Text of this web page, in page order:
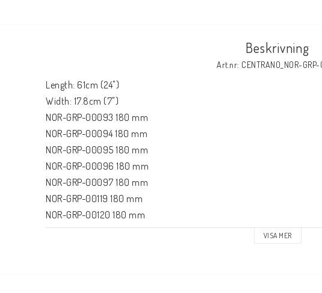
Beskrivning
Art.nr: CENTRANO_NOR-GRP-
Length: 61cm (24")
Width: 17.8cm (7")
NOR-GRP-00093 180 mm
NOR-GRP-00094 180 mm
NOR-GRP-00095 180 mm
NOR-GRP-00096 180 mm
NOR-GRP-00097 180 mm
NOR-GRP-00119 180 mm
NOR-GRP-00120 180 mm
NOR-GRP-00121 180 mm
VISA MER